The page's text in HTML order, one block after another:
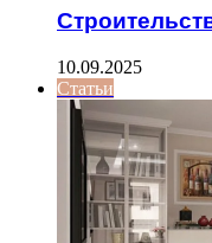
10.09.2025
Статьи